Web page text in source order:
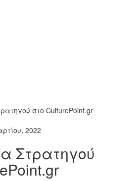
στο CulturePoint.gr
2022
Στρατηγού